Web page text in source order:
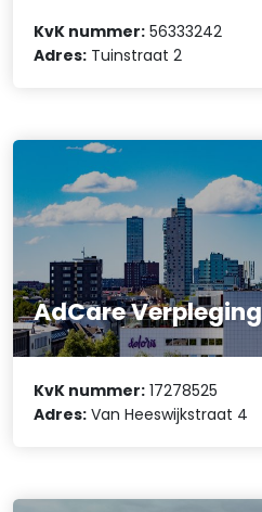
KvK nummer: 56333242
Adres: Tuinstraat 2
AdCare Verpleging
KvK nummer: 17278525
Adres: Van Heeswijkstraat 4